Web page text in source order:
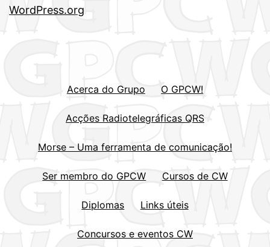
WordPress.org
Acerca do Grupo O GPCW!
Acções Radiotelegráficas QRS
Morse – Uma ferramenta de comunicação!
Ser membro do GPCW Cursos de CW
Diplomas Links úteis
Concursos e eventos CW